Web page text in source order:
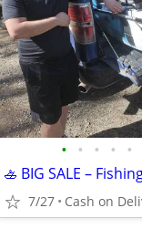
• • • • •
7/27 Cash on